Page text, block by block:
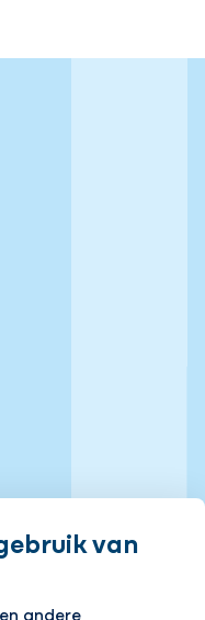
van
andere